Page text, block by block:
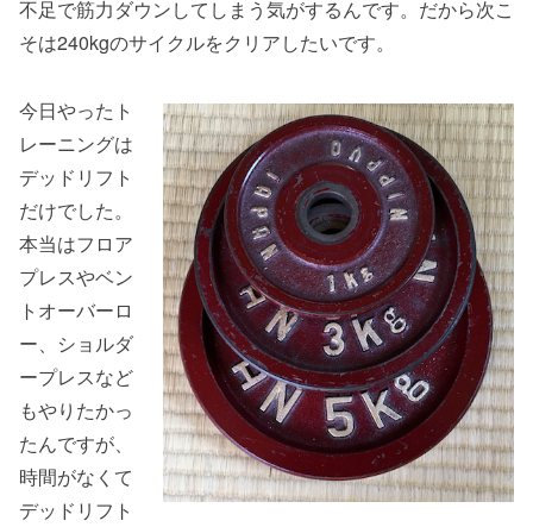
不足で筋力ダウンしてしまう気がするんです。だから次こ
そは240kgのサイクルをクリアしたいです。
今日やったト
レーニングは
デッドリフト
だけでした。
本当はフロア
プレスやベン
トオーバーロ
ー、ショルダ
ープレスなど
もやりたかっ
たんですが、
時間がなくて
デッドリフト